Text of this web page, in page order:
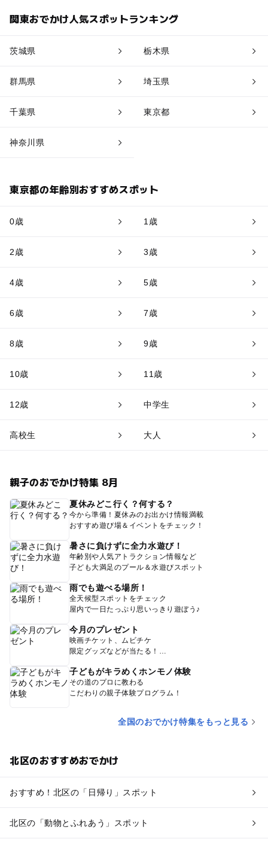
関東おでかけ人気スポットランキング
茨城県 栃木県
群馬県 埼玉県
千葉県 東京都
神奈川県
東京都の年齢別おすすめスポット
0歳 1歳
2歳 3歳
4歳 5歳
6歳 7歳
8歳 9歳
10歳 11歳
12歳 中学生
高校生 大人
親子のおでかけ特集 8月
夏休みどこ行く？何する？
今から準備！夏休みのお出かけ情報満載
おすすめ遊び場＆イベントをチェック！
暑さに負けずに全力水遊び！
年齢別や人気アトラクション情報など
子ども大満足のプール＆水遊びスポット
雨でも遊べる場所！
全天候型スポットをチェック
屋内で一日たっぷり思いっきり遊ぼう♪
今月のプレゼント
映画チケット、ムビチケ
限定グッズなどが当たる！
子どもがキラめくホンモノ体験
その道のプロに教わる
こだわりの親子体験プログラム！
全国のおでかけ特集をもっと見る
北区のおすすめおでかけ
おすすめ！北区の「日帰り」スポット
北区の「動物とふれあう」スポット